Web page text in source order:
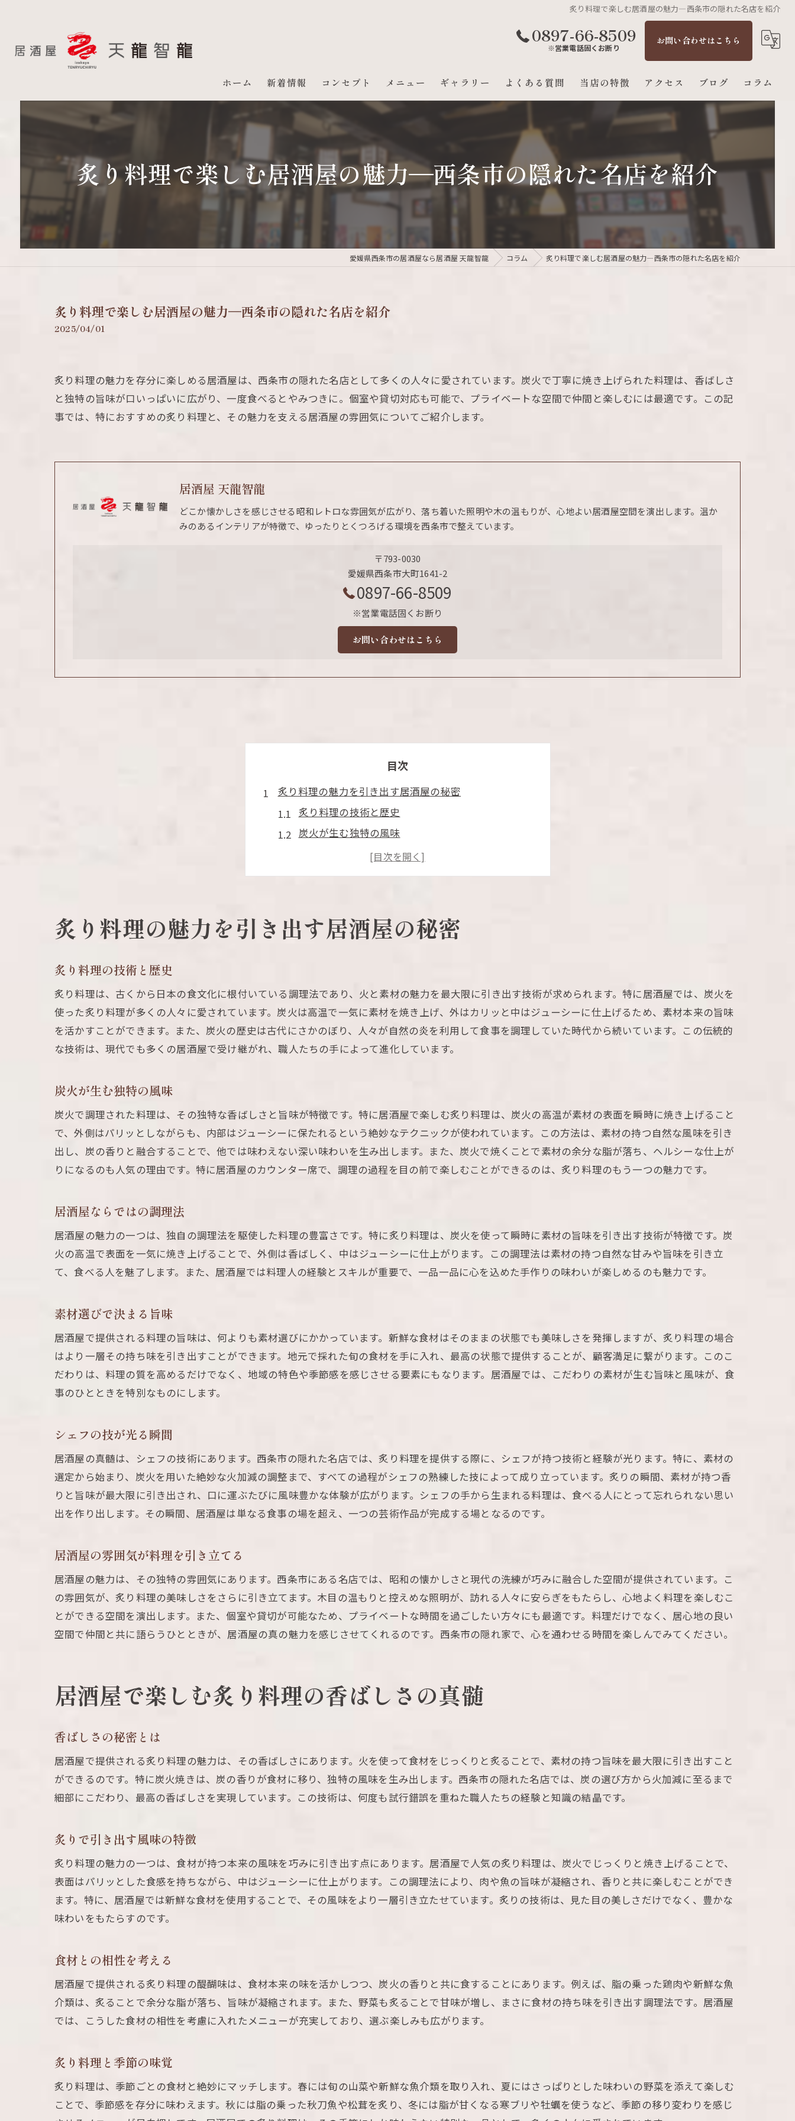
炙り料理で楽しむ居酒屋の魅力—西条市の隠れた名店を紹介
0897-66-8509
※営業電話固くお断り
お問い合わせはこちら
ホーム 新着情報 コンセプト メニュー ギャラリー よくある質問 当店の特徴
お酒
もつ鍋
焼き鳥
アクセス ブログ コラム
炙り料理で楽しむ居酒屋の魅力—西条市の隠れた名店を紹介
愛媛県西条市の居酒屋なら居酒屋 天龍智龍 コラム 炙り料理で楽しむ居酒屋の魅力—西条市の隠れた名店を紹介
炙り料理で楽しむ居酒屋の魅力—西条市の隠れた名店を紹介
2025/04/01
炙り料理の魅力を存分に楽しめる居酒屋は、西条市の隠れた名店として多くの人々に愛されています。炭火で丁寧に焼き上げられた料理は、香ばしさ
と独特の旨味が口いっぱいに広がり、一度食べるとやみつきに。個室や貸切対応も可能で、プライベートな空間で仲間と楽しむには最適です。この記
事では、特におすすめの炙り料理と、その魅力を支える居酒屋の雰囲気についてご紹介します。
居酒屋 天龍智龍
どこか懐かしさを感じさせる昭和レトロな雰囲気が広がり、落ち着いた照明や木の温もりが、心地よい居酒屋空間を演出します。温か
みのあるインテリアが特徴で、ゆったりとくつろげる環境を西条市で整えています。
〒793-0030
愛媛県西条市大町1641-2
0897-66-8509
※営業電話固くお断り
お問い合わせはこちら
目次
炙り料理の魅力を引き出す居酒屋の秘密
炙り料理の技術と歴史
炭火が生む独特の風味
居酒屋ならではの調理法
素材選びで決まる旨味
居酒屋の雰囲気が料理を引き立てる
居酒屋で楽しむ炙り料理の香ばしさの真髄
食材との相性を考える
炙り料理と季節の味覚
香ばしさを高める技術
西条市の隠れた名店紹介
おすすめの炙りメニュー
訪れるべき居酒屋の魅力
プライベート空間の魅力
特別なシーンでの利用方法
居心地の良さが料理を引き立てる
贅沢な時間の過ごし方
炙り料理の旨味を堪能できる居酒屋の選び方
スタッフの対応とサービス
店内の雰囲気と清潔感
個室の有無と席のゆったり感
個室が充実した西条市の居酒屋で炙り料理を楽しむ方法
団体でも安心の居酒屋選び
居酒屋でのイベント利用
特別な日のサプライズ演出
個室だからこそ楽しめる炙り料理
記憶に残る味の秘密
食材選びのこだわり
心温まる接客と料理
居酒屋での特別なひととき
炙り料理にこだわる居酒屋が提供する特別な時間
特別な日に訪れたい居酒屋
炙り料理とワインのマリアージュ
季節限定メニューの楽しみ方
炙り料理の魅力を引き出す居酒屋の秘密
炙り料理の技術と歴史
炙り料理は、古くから日本の食文化に根付いている調理法であり、火と素材の魅力を最大限に引き出す技術が求められます。特に居酒屋では、炭火を
使った炙り料理が多くの人々に愛されています。炭火は高温で一気に素材を焼き上げ、外はカリッと中はジューシーに仕上げるため、素材本来の旨味
を活かすことができます。また、炭火の歴史は古代にさかのぼり、人々が自然の炎を利用して食事を調理していた時代から続いています。この伝統的
な技術は、現代でも多くの居酒屋で受け継がれ、職人たちの手によって進化しています。
炭火が生む独特の風味
炭火で調理された料理は、その独特な香ばしさと旨味が特徴です。特に居酒屋で楽しむ炙り料理は、炭火の高温が素材の表面を瞬時に焼き上げること
で、外側はパリッとしながらも、内部はジューシーに保たれるという絶妙なテクニックが使われています。この方法は、素材の持つ自然な風味を引き
出し、炭の香りと融合することで、他では味わえない深い味わいを生み出します。また、炭火で焼くことで素材の余分な脂が落ち、ヘルシーな仕上が
りになるのも人気の理由です。特に居酒屋のカウンター席で、調理の過程を目の前で楽しむことができるのは、炙り料理のもう一つの魅力です。
居酒屋ならではの調理法
居酒屋の魅力の一つは、独自の調理法を駆使した料理の豊富さです。特に炙り料理は、炭火を使って瞬時に素材の旨味を引き出す技術が特徴です。炭
火の高温で表面を一気に焼き上げることで、外側は香ばしく、中はジューシーに仕上がります。この調理法は素材の持つ自然な甘みや旨味を引き立
て、食べる人を魅了します。また、居酒屋では料理人の経験とスキルが重要で、一品一品に心を込めた手作りの味わいが楽しめるのも魅力です。
素材選びで決まる旨味
居酒屋で提供される料理の旨味は、何よりも素材選びにかかっています。新鮮な食材はそのままの状態でも美味しさを発揮しますが、炙り料理の場合
はより一層その持ち味を引き出すことができます。地元で採れた旬の食材を手に入れ、最高の状態で提供することが、顧客満足に繋がります。このこ
だわりは、料理の質を高めるだけでなく、地域の特色や季節感を感じさせる要素にもなります。居酒屋では、こだわりの素材が生む旨味と風味が、食
事のひとときを特別なものにします。
シェフの技が光る瞬間
居酒屋の真髄は、シェフの技術にあります。西条市の隠れた名店では、炙り料理を提供する際に、シェフが持つ技術と経験が光ります。特に、素材の
選定から始まり、炭火を用いた絶妙な火加減の調整まで、すべての過程がシェフの熟練した技によって成り立っています。炙りの瞬間、素材が持つ香
りと旨味が最大限に引き出され、口に運ぶたびに風味豊かな体験が広がります。シェフの手から生まれる料理は、食べる人にとって忘れられない思い
出を作り出します。その瞬間、居酒屋は単なる食事の場を超え、一つの芸術作品が完成する場となるのです。
居酒屋の雰囲気が料理を引き立てる
居酒屋の魅力は、その独特の雰囲気にあります。西条市にある名店では、昭和の懐かしさと現代の洗練が巧みに融合した空間が提供されています。こ
の雰囲気が、炙り料理の美味しさをさらに引き立てます。木目の温もりと控えめな照明が、訪れる人々に安らぎをもたらし、心地よく料理を楽しむこ
とができる空間を演出します。また、個室や貸切が可能なため、プライベートな時間を過ごしたい方々にも最適です。料理だけでなく、居心地の良い
空間で仲間と共に語らうひとときが、居酒屋の真の魅力を感じさせてくれるのです。西条市の隠れ家で、心を通わせる時間を楽しんでみてください。
居酒屋で楽しむ炙り料理の香ばしさの真髄
香ばしさの秘密とは
居酒屋で提供される炙り料理の魅力は、その香ばしさにあります。火を使って食材をじっくりと炙ることで、素材の持つ旨味を最大限に引き出すこと
ができるのです。特に炭火焼きは、炭の香りが食材に移り、独特の風味を生み出します。西条市の隠れた名店では、炭の選び方から火加減に至るまで
細部にこだわり、最高の香ばしさを実現しています。この技術は、何度も試行錯誤を重ねた職人たちの経験と知識の結晶です。
炙りで引き出す風味の特徴
炙り料理の魅力の一つは、食材が持つ本来の風味を巧みに引き出す点にあります。居酒屋で人気の炙り料理は、炭火でじっくりと焼き上げることで、
表面はパリッとした食感を持ちながら、中はジューシーに仕上がります。この調理法により、肉や魚の旨味が凝縮され、香りと共に楽しむことができ
ます。特に、居酒屋では新鮮な食材を使用することで、その風味をより一層引き立たせています。炙りの技術は、見た目の美しさだけでなく、豊かな
味わいをもたらすのです。
食材との相性を考える
居酒屋で提供される炙り料理の醍醐味は、食材本来の味を活かしつつ、炭火の香りと共に食することにあります。例えば、脂の乗った鶏肉や新鮮な魚
介類は、炙ることで余分な脂が落ち、旨味が凝縮されます。また、野菜も炙ることで甘味が増し、まさに食材の持ち味を引き出す調理法です。居酒屋
では、こうした食材の相性を考慮に入れたメニューが充実しており、選ぶ楽しみも広がります。
炙り料理と季節の味覚
炙り料理は、季節ごとの食材と絶妙にマッチします。春には旬の山菜や新鮮な魚介類を取り入れ、夏にはさっぱりとした味わいの野菜を添えて楽しむ
ことで、季節感を存分に味わえます。秋には脂の乗った秋刀魚や松茸を炙り、冬には脂が甘くなる寒ブリや牡蠣を使うなど、季節の移り変わりを感じ